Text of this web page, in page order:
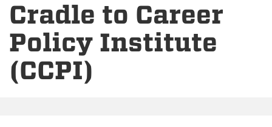
Cradle to Career
Policy Institute
(CCPI)